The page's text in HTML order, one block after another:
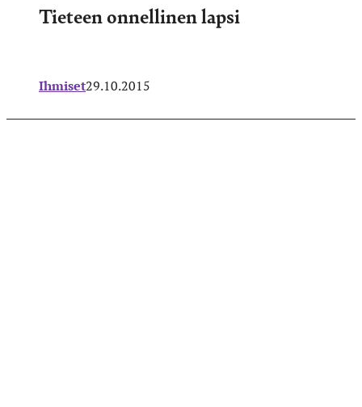
Tieteen onnellinen lapsi
Ihmiset29.10.2015